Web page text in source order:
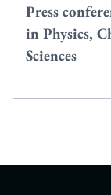
Press
in Physics,
Sciences